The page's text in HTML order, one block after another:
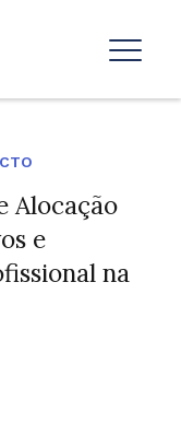
Alocação
e
na